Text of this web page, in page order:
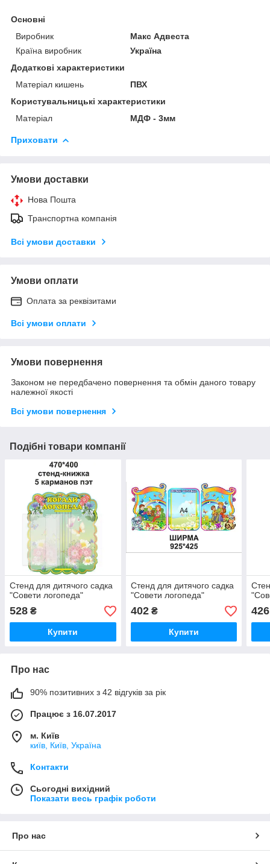
Основні
Виробник
Макс Адвеста
Країна виробник
Україна
Додаткові характеристики
Матеріал кишень
ПВХ
Користувальницькі характеристики
Матеріал
МДФ - 3мм
Приховати
Умови доставки
Нова Пошта
Транспортна компанія
Всі умови доставки
Умови оплати
Оплата за реквізитами
Всі умови оплати
Умови повернення
Законом не передбачено повернення та обмін даного товару
належної якості
Всі умови повернення
Подібні товари компанії
Стенд для дитячого садка
"Совети логопеда"
528 ₴
Купити
Стенд для дитячого садка
"Совети логопеда"
402₴
Купити
426
Про нас
90% позитивних з 42 відгуків за рік
Працює з 16.07.2017
м. Київ
київ, Київ, Україна
Контакти
Сьогодні вихідний
Показати весь графік роботи
Про нас